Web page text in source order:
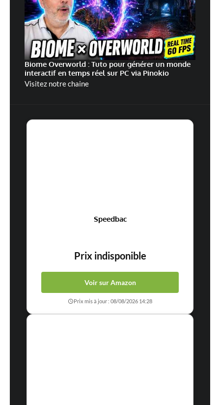
Biome Overworld : Tuto pour générer un monde
interactif en temps réel sur PC via Pinokio
Visitez notre chaine
Speedbac
Prix indisponible
Voir sur Amazon
Prix mis à jour : 08/08/2026 14:28